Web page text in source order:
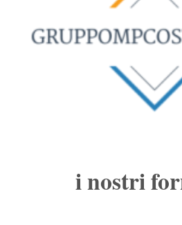
i nostri